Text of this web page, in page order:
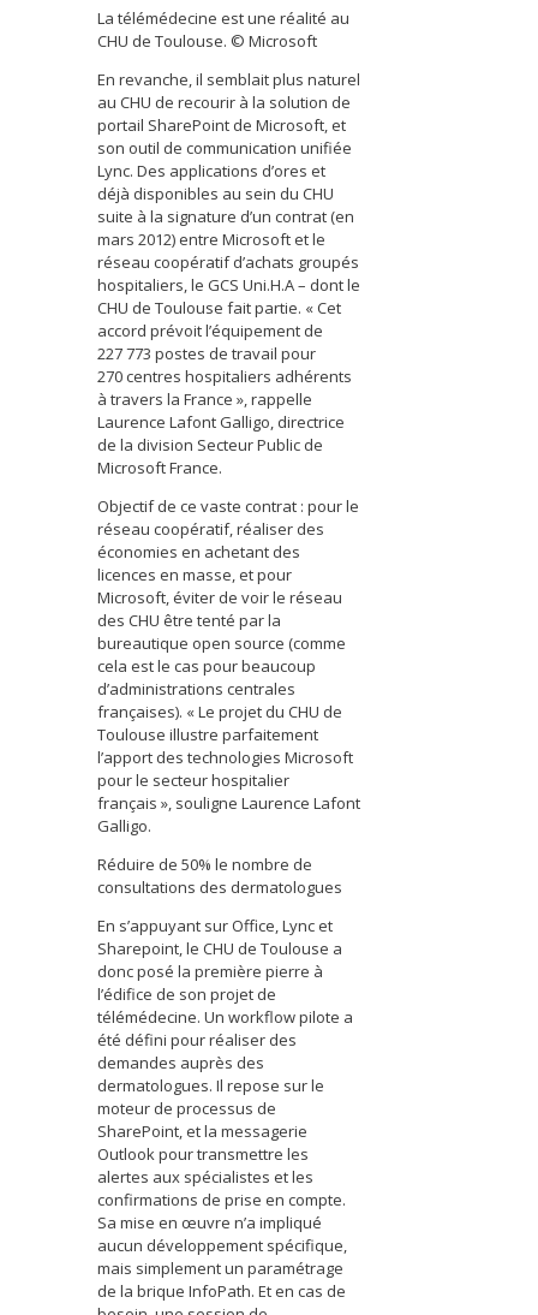
La télémédecine est une réalité au
CHU de Toulouse. © Microsoft
En revanche, il semblait plus naturel
au CHU de recourir à la solution de
portail SharePoint de Microsoft, et
son outil de communication unifiée
Lync. Des applications d’ores et
déjà disponibles au sein du CHU
suite à la signature d’un contrat (en
mars 2012) entre Microsoft et le
réseau coopératif d’achats groupés
hospitaliers, le GCS Uni.H.A – dont le
CHU de Toulouse fait partie. « Cet
accord prévoit l’équipement de
227 773 postes de travail pour
270 centres hospitaliers adhérents
à travers la France », rappelle
Laurence Lafont Galligo, directrice
de la division Secteur Public de
Microsoft France.
Objectif de ce vaste contrat : pour le
réseau coopératif, réaliser des
économies en achetant des
licences en masse, et pour
Microsoft, éviter de voir le réseau
des CHU être tenté par la
bureautique open source (comme
cela est le cas pour beaucoup
d’administrations centrales
françaises). « Le projet du CHU de
Toulouse illustre parfaitement
l’apport des technologies Microsoft
pour le secteur hospitalier
français », souligne Laurence Lafont
Galligo.
Réduire de 50% le nombre de
consultations des dermatologues
En s’appuyant sur Office, Lync et
Sharepoint, le CHU de Toulouse a
donc posé la première pierre à
l’édifice de son projet de
télémédecine. Un workflow pilote a
été défini pour réaliser des
demandes auprès des
dermatologues. Il repose sur le
moteur de processus de
SharePoint, et la messagerie
Outlook pour transmettre les
alertes aux spécialistes et les
confirmations de prise en compte.
Sa mise en œuvre n’a impliqué
aucun développement spécifique,
mais simplement un paramétrage
de la brique InfoPath. Et en cas de